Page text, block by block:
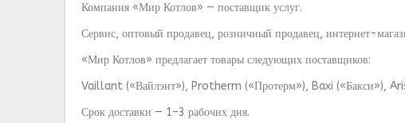
Компания «Мир Котлов» — поставщик услуг.
Сервис, оптовый продавец, розничный продавец, интернет-
«Мир Котлов» предлагает товары следующих поставщиков:
Vaillant («Вайлэнт»), Protherm («Протерм»), Baxi («Бакси»),
Срок доставки — 1–3 рабочих дня.